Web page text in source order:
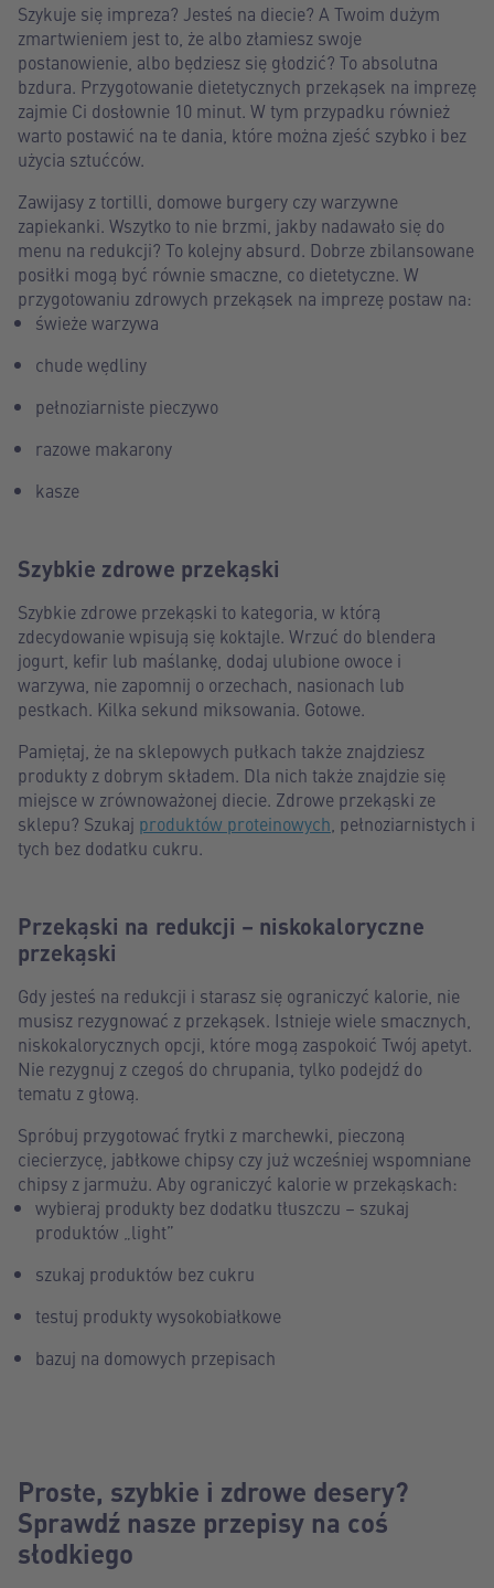
Szykuje się impreza? Jesteś na diecie? A Twoim dużym
zmartwieniem jest to, że albo złamiesz swoje
postanowienie, albo będziesz się głodzić? To absolutna
bzdura. Przygotowanie dietetycznych przekąsek na imprezę
zajmie Ci dosłownie 10 minut. W tym przypadku również
warto postawić na te dania, które można zjeść szybko i bez
użycia sztućców.
Zawijasy z tortilli, domowe burgery czy warzywne
zapiekanki. Wszytko to nie brzmi, jakby nadawało się do
menu na redukcji? To kolejny absurd. Dobrze zbilansowane
posiłki mogą być równie smaczne, co dietetyczne. W
przygotowaniu zdrowych przekąsek na imprezę postaw na:
świeże warzywa
chude wędliny
pełnoziarniste pieczywo
razowe makarony
kasze
Szybkie zdrowe przekąski
Szybkie zdrowe przekąski to kategoria, w którą
zdecydowanie wpisują się koktajle. Wrzuć do blendera
jogurt, kefir lub maślankę, dodaj ulubione owoce i
warzywa, nie zapomnij o orzechach, nasionach lub
pestkach. Kilka sekund miksowania. Gotowe.
Pamiętaj, że na sklepowych pułkach także znajdziesz
produkty z dobrym składem. Dla nich także znajdzie się
miejsce w zrównoważonej diecie. Zdrowe przekąski ze
sklepu? Szukaj produktów proteinowych , pełnoziarnistych i
tych bez dodatku cukru.
Przekąski na redukcji – niskokaloryczne
przekąski
Gdy jesteś na redukcji i starasz się ograniczyć kalorie, nie
musisz rezygnować z przekąsek. Istnieje wiele smacznych,
niskokalorycznych opcji, które mogą zaspokoić Twój apetyt.
Nie rezygnuj z czegoś do chrupania, tylko podejdź do
tematu z głową.
Spróbuj przygotować frytki z marchewki, pieczoną
ciecierzycę, jabłkowe chipsy czy już wcześniej wspomniane
chipsy z jarmużu. Aby ograniczyć kalorie w przekąskach:
wybieraj produkty bez dodatku tłuszczu – szukaj
produktów „light”
szukaj produktów bez cukru
testuj produkty wysokobiałkowe
bazuj na domowych przepisach
Proste, szybkie i zdrowe desery?
Sprawdź nasze przepisy na coś
słodkiego